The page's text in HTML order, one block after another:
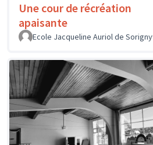
Une cour de récréation
apaisante
Ecole Jacqueline Auriol de Sorigny